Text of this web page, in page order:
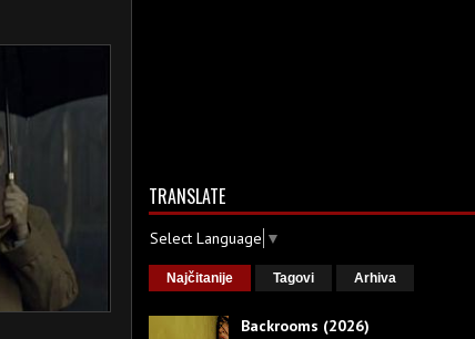
TRANSLATE
Select Language ▼
Najčitanije Tagovi Arhiva
Backrooms (2026)